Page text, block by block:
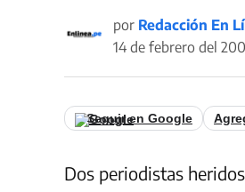
por Redacción En
14 de febrero del
Seguir en Google
Dos periodistas